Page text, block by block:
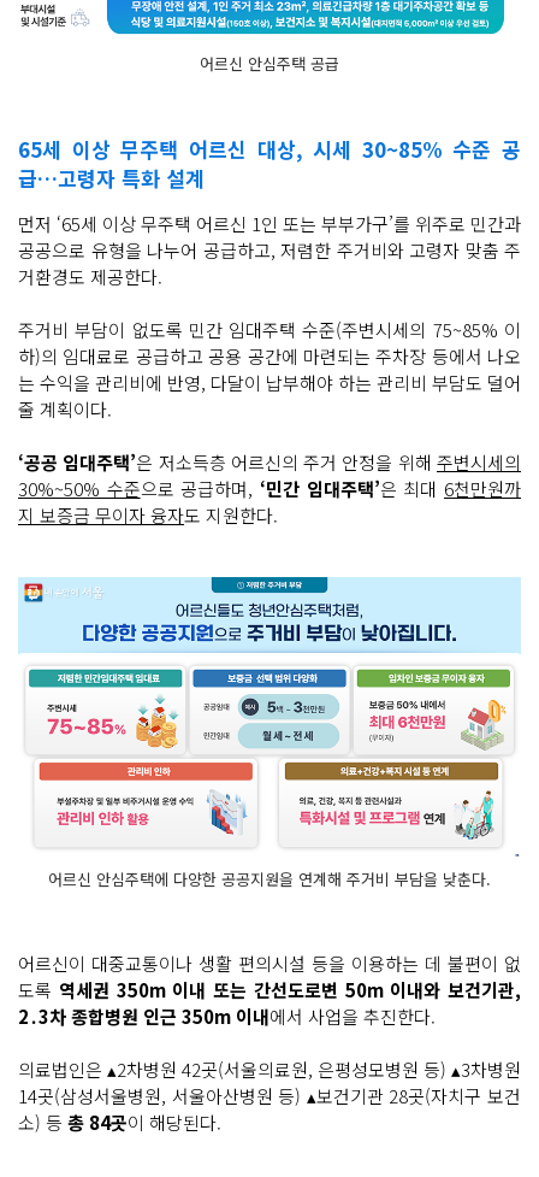
어르신 안심주택 공급
65세 이상 무주택 어르신 대상, 시세 30~85% 수준 공
급…고령자 특화 설계
먼저 ‘65세 이상 무주택 어르신 1인 또는 부부가구’를 위주로 민간과
공공으로 유형을 나누어 공급하고, 저렴한 주거비와 고령자 맞춤 주
거환경도 제공한다.
주거비 부담이 없도록 민간 임대주택 수준(주변시세의 75~85% 이
하)의 임대료로 공급하고 공용 공간에 마련되는 주차장 등에서 나오
는 수익을 관리비에 반영, 다달이 납부해야 하는 관리비 부담도 덜어
줄 계획이다.
‘공공 임대주택’은 저소득층 어르신의 주거 안정을 위해주변시세의
30%~50% 수준으로 공급하며, ‘민간 임대주택’은 최대 6천만원까
지 보증금 무이자 융자도 지원한다.
어르신 안심주택에 다양한 공공지원을 연계해 주거비 부담을 낮춘다.
어르신이 대중교통이나 생활 편의시설 등을 이용하는 데 불편이 없
도록 역세권 350m 이내 또는 간선도로변 50m 이내와 보건기관,
2․3차 종합병원 인근 350m 이내에서 사업을 추진한다.
의료법인은 ▴2차병원 42곳(서울의료원, 은평성모병원 등) ▴3차병원
14곳(삼성서울병원, 서울아산병원 등) ▴보건기관 28곳(자치구 보건
소) 등 총 84곳이 해당된다.